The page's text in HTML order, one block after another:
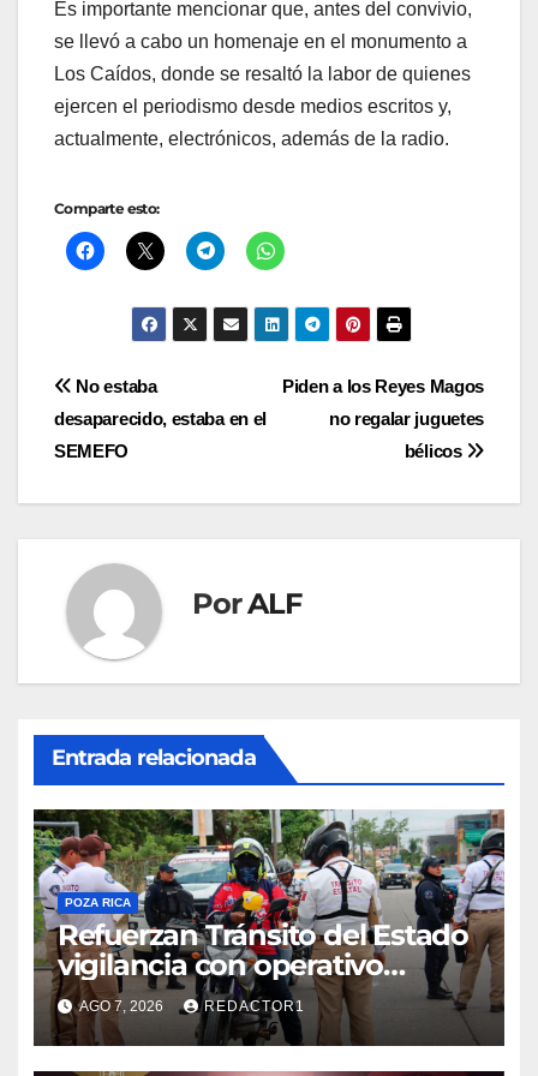
Es importante mencionar que, antes del convivio,
se llevó a cabo un homenaje en el monumento a
Los Caídos, donde se resaltó la labor de quienes
ejercen el periodismo desde medios escritos y,
actualmente, electrónicos, además de la radio.
Comparte esto:
Navegación
de
entradas
Piden a los Reyes Magos
no regalar juguetes
bélicos
No estaba
desaparecido, estaba en el
SEMEFO
PorALF
Entrada relacionada
POZA RICA
Refuerzan Tránsito del Estado
vigilancia con operativo
sorpresa
AGO 7, 2026 REDACTOR1